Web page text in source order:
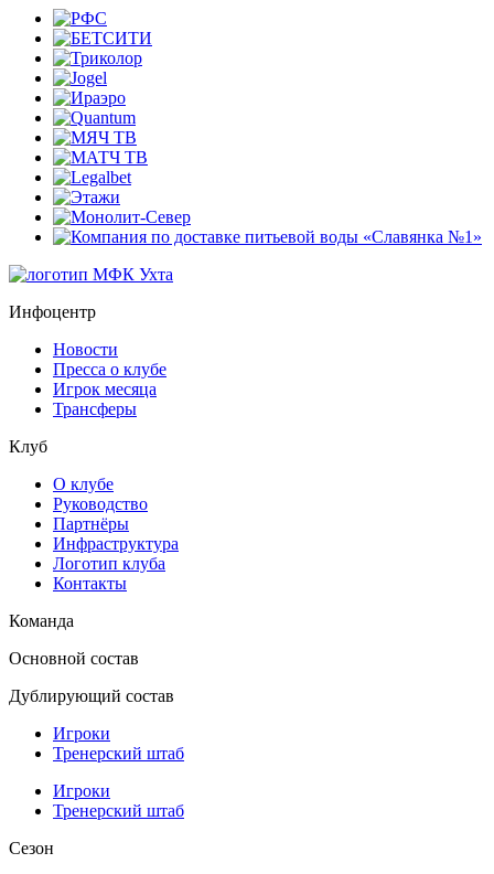
Инфоцентр
Новости
Пресса о клубе
Игрок месяца
Трансферы
Клуб
О клубе
Руководство
Партнёры
Инфраструктура
Логотип клуба
Контакты
Команда
Основной состав
Дублирующий состав
Игроки
Тренерский штаб
Игроки
Тренерский штаб
Сезон